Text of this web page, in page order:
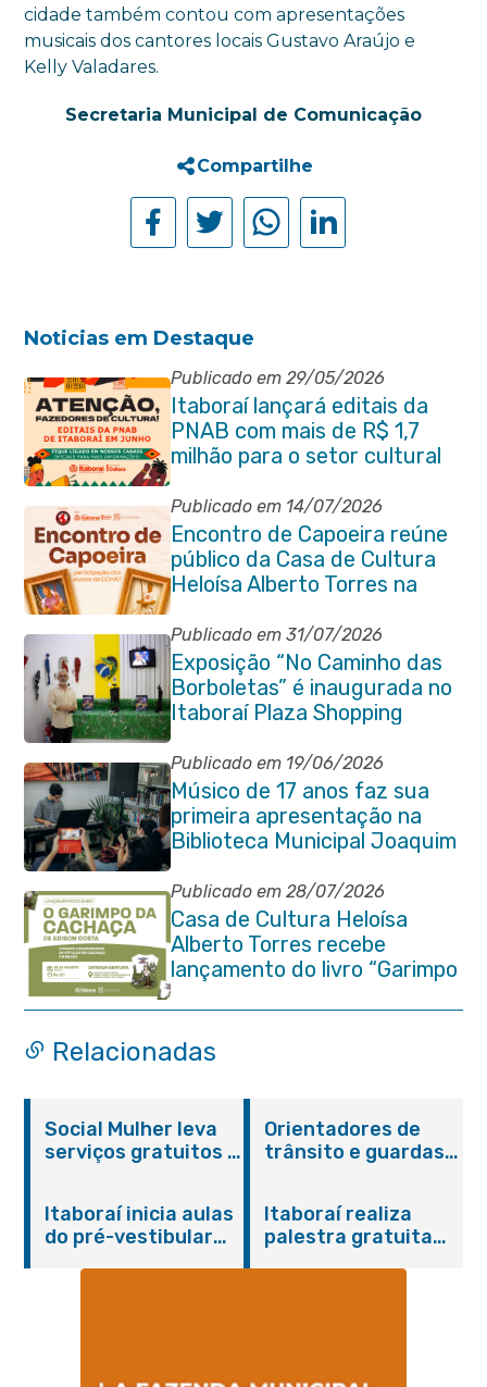
cidade também contou com apresentações
musicais dos cantores locais Gustavo Araújo e
Kelly Valadares.
Secretaria Municipal de Comunicação
Compartilhe
Noticias em Destaque
Publicado em 29/05/2026
Itaboraí lançará editais da
PNAB com mais de R$ 1,7
milhão para o setor cultural
Publicado em 14/07/2026
Encontro de Capoeira reúne
público da Casa de Cultura
Heloísa Alberto Torres na
Praça Marechal Floriano
Peixoto
Publicado em 31/07/2026
Exposição “No Caminho das
Borboletas” é inaugurada no
Itaboraí Plaza Shopping
Publicado em 19/06/2026
Músico de 17 anos faz sua
primeira apresentação na
Biblioteca Municipal Joaquim
Manuel de Macedo
Publicado em 28/07/2026
Casa de Cultura Heloísa
Alberto Torres recebe
lançamento do livro “Garimpo
da Cachaça”
Relacionadas
Social Mulher leva
serviços gratuitos à
sexta-feira (07/08)
Orientadores de
trânsito e guardas
primeiros socorros
em Itaboraí
Itaboraí inicia aulas
do pré-vestibular
Itaboraí realiza
palestra gratuita